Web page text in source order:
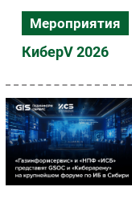
Мероприятия
КиберV 2026